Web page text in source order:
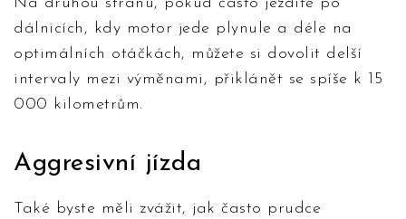
dálnicích, kdy motor jede plynule a déle na
optimálních otáčkách, můžete si dovolit delší
intervaly mezi výměnami, přiklánět se spíše k 15
000 kilometrům.
Aggresivní jízda
Také byste měli zvážit, jak často prudce